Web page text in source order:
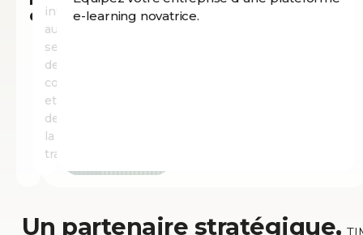
d’expertise
intégré
au
service
des
compétences
et
de
la
transformation.
e-learning novatrice.
Un partenaire stratégique,